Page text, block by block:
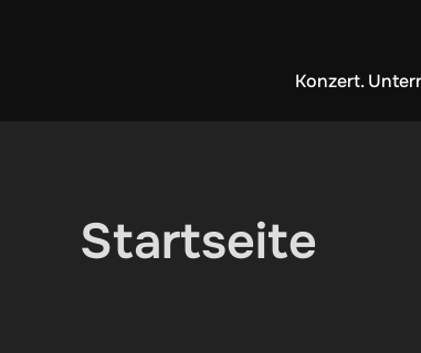
Konzert.
Startseite